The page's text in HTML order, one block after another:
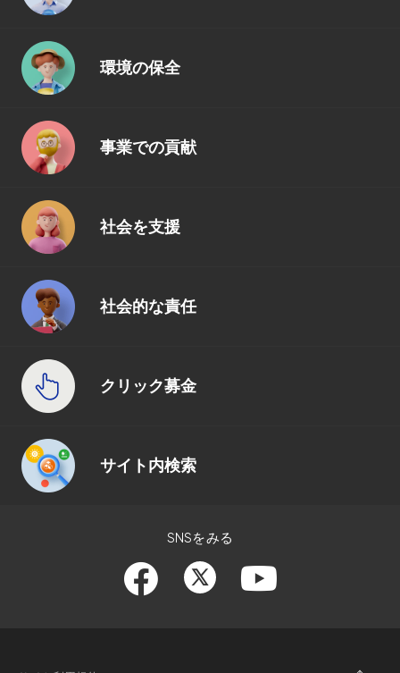
環境の保全
事業での貢献
社会を支援
社会的な責任
クリック募金
サイト内検索
SNSをみる